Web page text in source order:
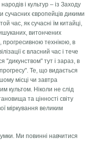
і культур – із Заходу
сучасних європейців дикими
час, як сучасні їм китайці,
витончених
прогресивною технікою, в
є власний час і тече
"дикунством" тут і зараз, в
Те, що видається
місці чи завтра
культом. Ніколи не слід
та цінності світу
міркування великим
Ми повинні навчитися